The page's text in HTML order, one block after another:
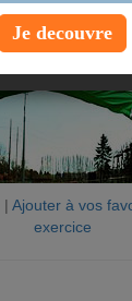
| Ajouter à vos
exercice
Je decouvre